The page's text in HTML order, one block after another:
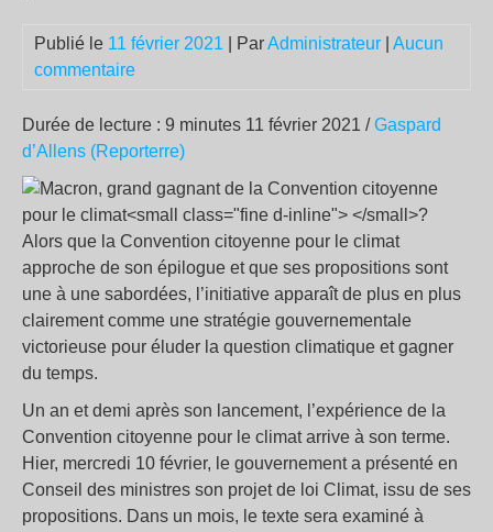
Publié le 11 février 2021 | ParAdministrateur
Aucun
commentaire
Durée de lecture : 9 minutes 11 février 2021 /Gaspard
d’Allens (Reporterre)
Alors que la Convention citoyenne pour le climat
approche de son épilogue et que ses propositions sont
une à une sabordées, l’initiative apparaît de plus en plus
clairement comme une stratégie gouvernementale
victorieuse pour éluder la question climatique et gagner
du temps.
Un an et demi après son lancement, l’expérience de la
Convention citoyenne pour le climat arrive à son terme.
Hier, mercredi 10 février, le gouvernement a présenté en
Conseil des ministres son projet de loi Climat, issu de ses
propositions. Dans un mois, le texte sera examiné à